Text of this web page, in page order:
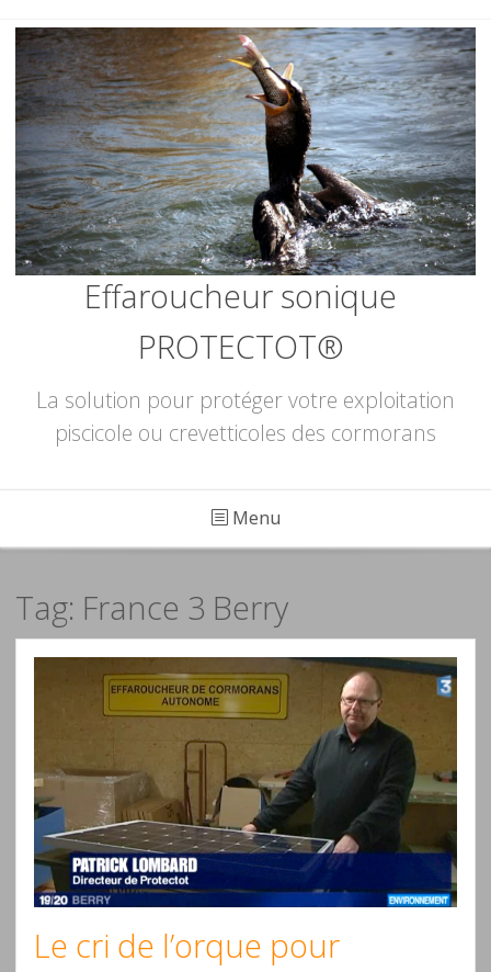
content
Effaroucheur sonique
PROTECTOT®
La solution pour protéger votre exploitation
piscicole ou crevetticoles des cormorans
Menu
Tag: France 3 Berry
Le cri de l’orque pour